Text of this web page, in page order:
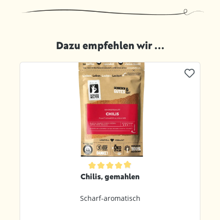
Dazu empfehlen wir ...
Produktgalerie überspringen
Durchschnittliche Bewertung von 4.8 von 5 Sternen
Chilis, gemahlen
Scharf-aromatisch